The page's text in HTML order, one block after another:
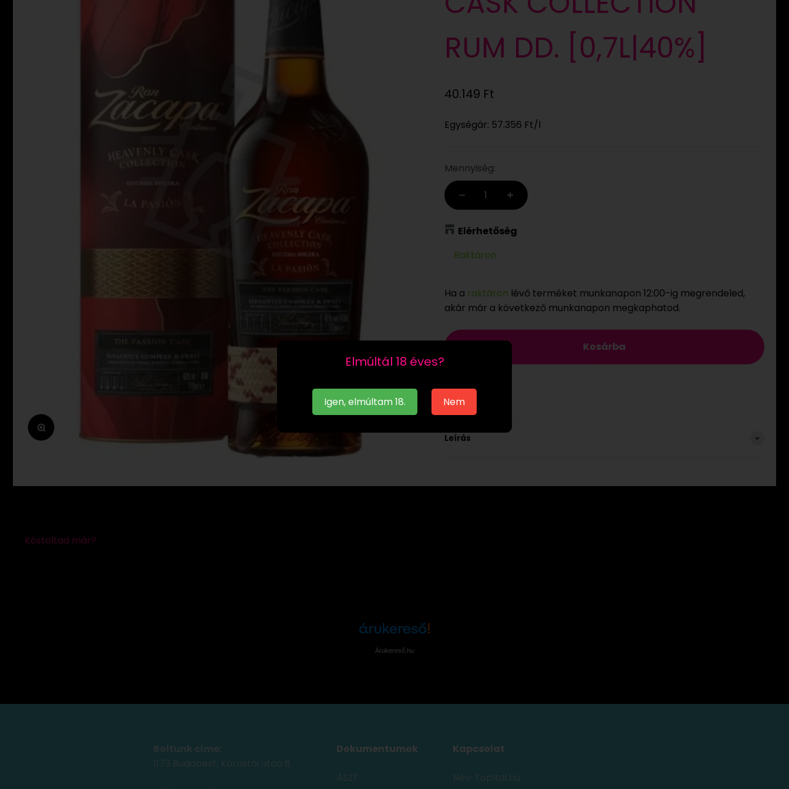
Elmúltál 18 éves?
Igen, elmúltam 18. Nem
Zoomolás
RUM DD. [0,7L|40%]
Eladási ár
40.149 Ft
Egységár: 57.356 Ft/l
Mennyiség:
Elérhetőség
Raktáron
Ha a raktáron lévő terméket munkanapon 12:00-ig megrendeled,
akár már a következő munkanapon megkaphatod.
Kosárba
Leírás
Árukereső.hu
Boltunk címe:
1173 Budapest, Köröstói utca 8.
Dokumentumok
ÁSZF
Kapcsolat
Név: TopItal.hu